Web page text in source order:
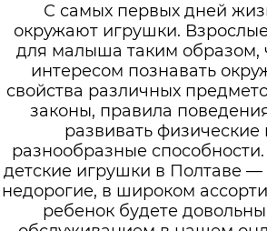
С самых первых дней
окружают игрушки.
для малыша таким образом,
интересом познавать
свойства различных
законы, правила
развивать физические
разнообразные
детские игрушки в Полтаве —
недорогие, в широком
ребенок будете